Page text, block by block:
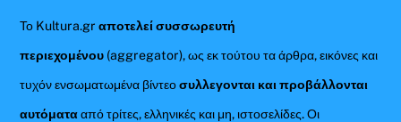
Το Kultura.grαποτελεί συσσωρευτή
περιεχομένου (aggregator), ως εκ τούτου τα άρθρα, εικόνες και
τυχόν ενσωματωμένα βίντεοσυλλεγονται και προβάλλονται
αυτόματααπό τρίτες, ελληνικές και μη, ιστοσελίδες. Οι